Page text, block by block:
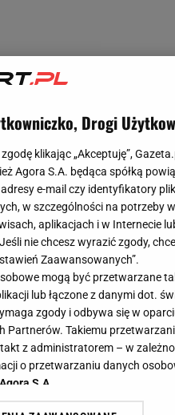
Drogi
klikając „Akceptuję”,
Agora S.A. będąca spółką
adresy e-mail czy identyfikatory
w szczególności na potrzeby
aplikacjach i w Internecie
nie chcesz wyrazić zgody,
Zaawansowanych”.
mogą być przetwarzane
lub łączone z danymi dot.
zgody i odbywa się w
Partnerów. Takiemu
z administratorem – w
o przetwarzaniu danych
S.A.